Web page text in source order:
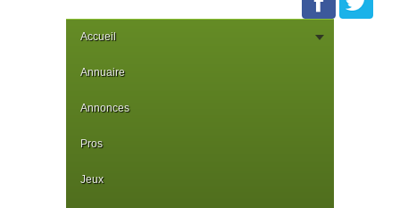
Accueil
Annuaire
Annonces
Pros
Jeux